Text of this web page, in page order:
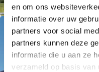
en om ons
informatie over uw
partners voor social
partners kunnen deze
informatie die u aan ze
verzameld op basis van